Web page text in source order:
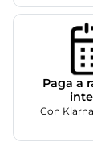
Paga a
Con